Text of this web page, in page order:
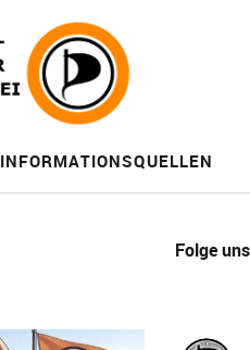
INFORMATIONSQUELLEN
Folge uns